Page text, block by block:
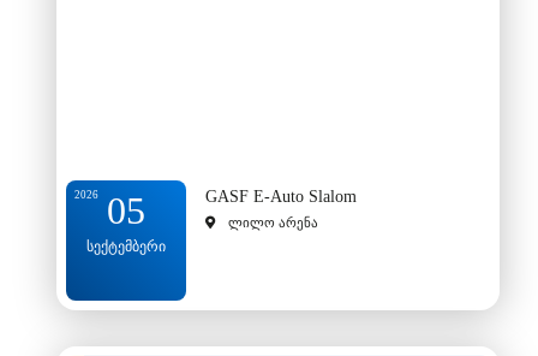
05
სექტემბერი
2026 GASF E-Auto Slalom
ლილო არენა